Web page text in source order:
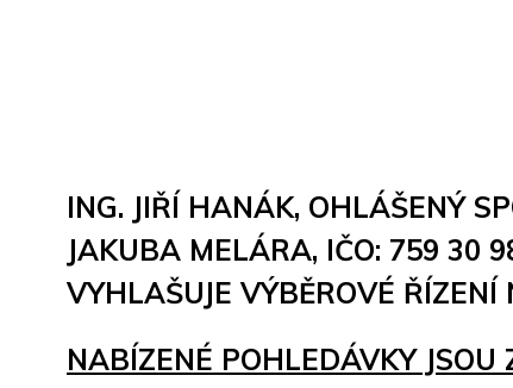
ING. JIŘÍ HANÁK, OHLÁŠENÝ
JAKUBA MELÁRA, IČO: 759 30
VYHLAŠUJE VÝBĚROVÉ
NABÍZENÉ POHLEDÁVKY JSOU